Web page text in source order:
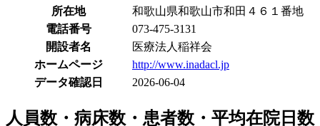
所在地
和歌山県和歌山市和田４６１番地
電話番号
073-475-3131
開設者名
医療法人稲祥会
ホームページ
http://www.inadacl.jp
データ確認日
2026-06-04
人員数・病床数・患者数・平均在院日数